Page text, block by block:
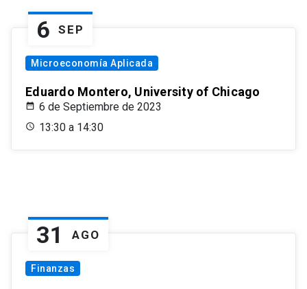
6 SEP
Microeconomía Aplicada
Eduardo Montero, University of Chicago
6 de Septiembre de 2023
13:30 a 14:30
31 AGO
Finanzas